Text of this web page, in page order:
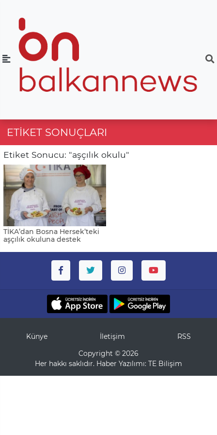
ETIKET SONUÇLARI
Etiket Sonucu: "aşçılık okulu"
TİKA’dan Bosna Hersek’teki
aşçılık okuluna destek
Künye İletişim
RSS
Copyright © 2026
Her hakkı saklıdır. Haber Yazılımı: TE Bilişim